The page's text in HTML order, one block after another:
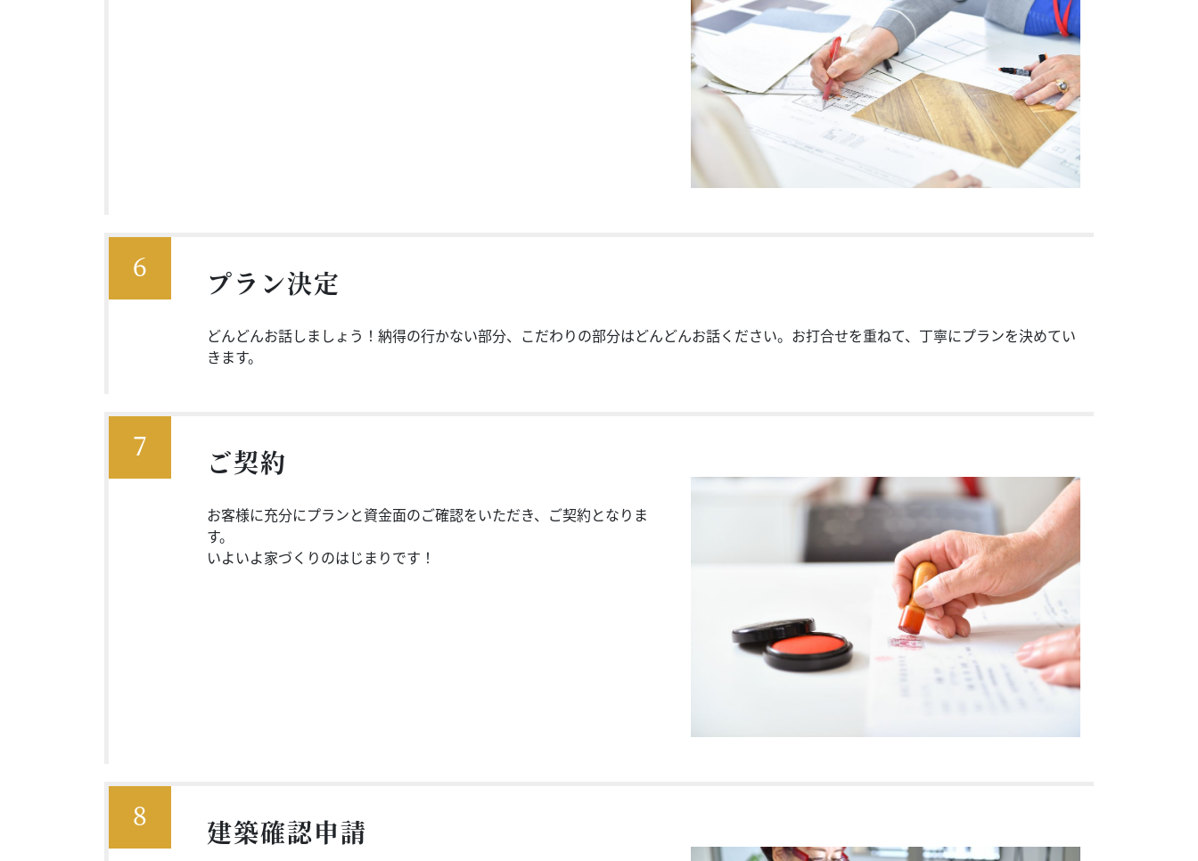
6 プラン決定
どんどんお話しましょう！納得の行かない部分、こだわりの部分はどんどんお話ください。お打合せを重ねて、丁寧にプランを決めてい
きます。
7 ご契約
お客様に充分にプランと資金面のご確認をいただき、ご契約となりま
す。
いよいよ家づくりのはじまりです！
8 建築確認申請